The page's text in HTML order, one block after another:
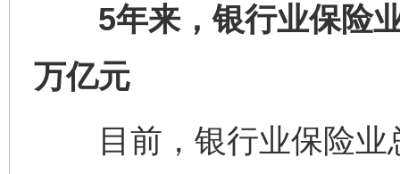
5年来，银行业保险业
万亿元
目前，银行业保险业